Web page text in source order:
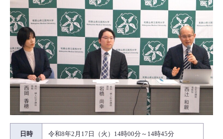
日時 令和8年2月17日（火）14時00分～14時45分